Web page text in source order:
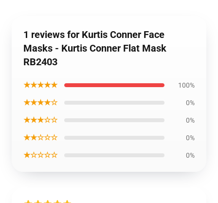
1 reviews for Kurtis Conner Face
Masks - Kurtis Conner Flat Mask
RB2403
★★★★★ 100%
★★★★☆ 0%
★★★☆☆ 0%
★★☆☆☆ 0%
★☆☆☆☆ 0%